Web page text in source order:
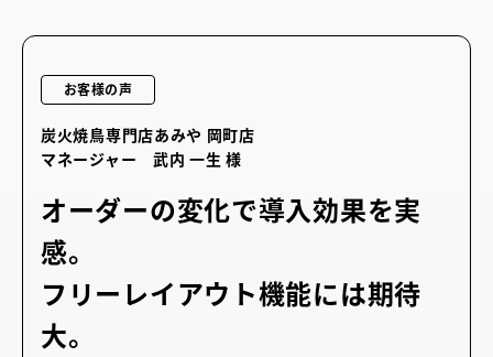
お客様の声
炭火焼鳥専門店あみや 岡町店
マネージャー 武内 一生 様
オーダーの変化で導入効果を実
感。
フリーレイアウト機能には期待
大。